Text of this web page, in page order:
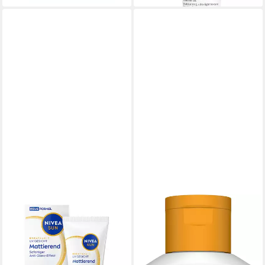
NIVEA SUN
Sonnenschutzpflege UV
Gesicht Mattierend LSF 50+
40ml 12h+ Anti-Glanz-Effekt
atmungsaktiv, 1-tlg., leichte
10,99 €